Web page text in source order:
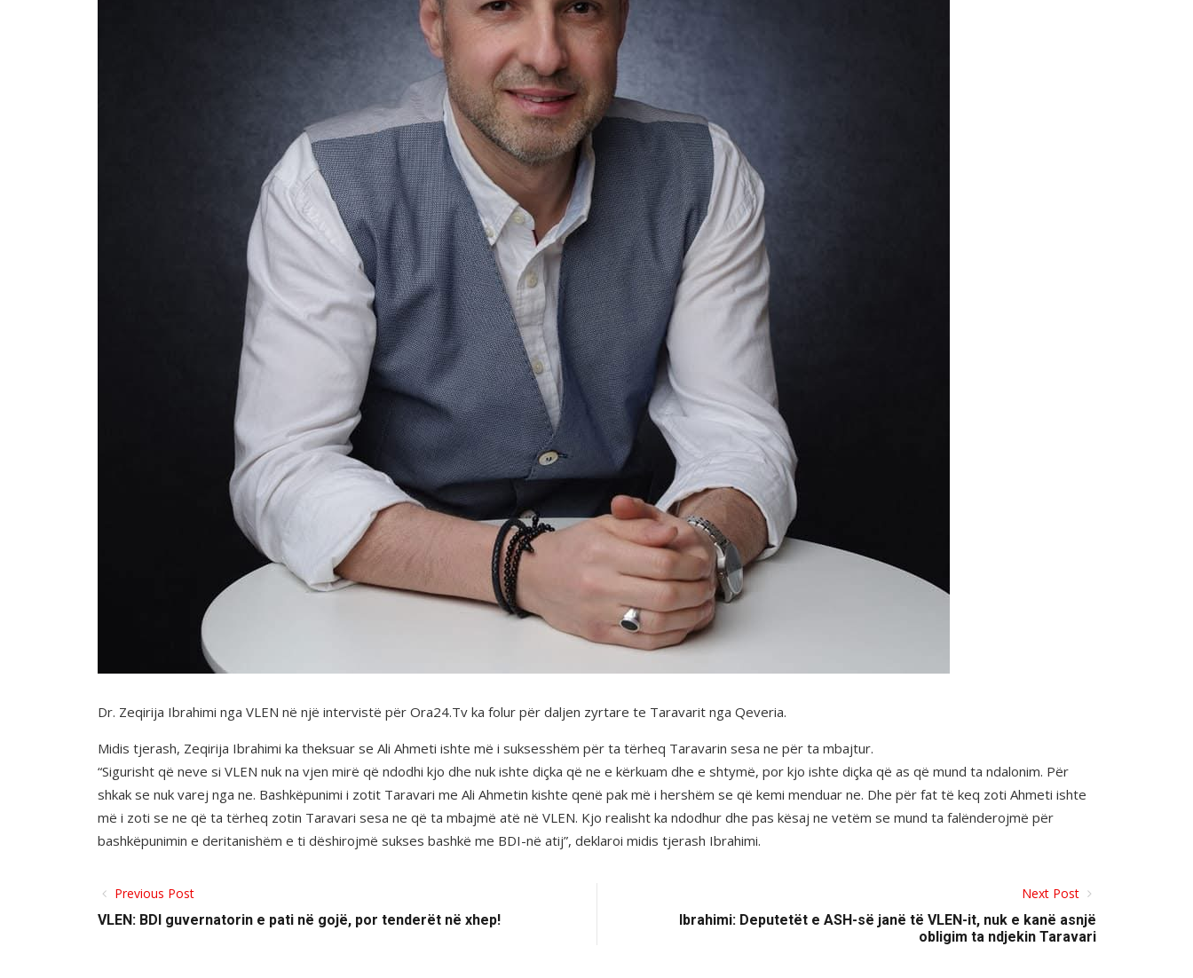
Dr. Zeqirija Ibrahimi nga VLEN në një intervistë për Ora24.Tv ka folur për daljen zyrtare te Taravarit nga Qeveria.
Midis tjerash, Zeqirija Ibrahimi ka theksuar se Ali Ahmeti ishte më i suksesshëm për ta tërheq Taravarin sesa ne për ta mbajtur.
“Sigurisht që neve si VLEN nuk na vjen mirë që ndodhi kjo dhe nuk ishte diçka që ne e kërkuam dhe e shtymë, por kjo ishte diçka që as që mund ta ndalonim. Për
shkak se nuk varej nga ne. Bashkëpunimi i zotit Taravari me Ali Ahmetin kishte qenë pak më i hershëm se që kemi menduar ne. Dhe për fat të keq zoti Ahmeti ishte
më i zoti se ne që ta tërheq zotin Taravari sesa ne që ta mbajmë atë në VLEN. Kjo realisht ka ndodhur dhe pas kësaj ne vetëm se mund ta falënderojmë për
bashkëpunimin e deritanishëm e ti dëshirojmë sukses bashkë me BDI-në atij”, deklaroi midis tjerash Ibrahimi.
Previous Post
VLEN: BDI guvernatorin e pati në gojë, por tenderët në xhep!
Next Post
Ibrahimi: Deputetët e ASH-së janë të VLEN-it, nuk e kanë asnjë
obligim ta ndjekin Taravari